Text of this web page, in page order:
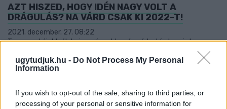
ugytudjuk.hu - Do Not Process My Personal
Information
If you wish to opt-out of the sale, sharing to third parties, or
processing of your personal or sensitive information for
AZT HISZED, HOGY IDÉN NAGY VOLT A
DRÁGULÁS? NA VÁRD CSAK KI 2022-T!
2021. december. 27. 08:22
Tavasszal újabb élelmiszerár-robbanás várható, de szinte
ORBÁN: JÖVŐRE MÁR A BOLTOKBAN IS LEHET
2021. december. 23. 16:25
Nem rögtön év elején lép életbe a változás.